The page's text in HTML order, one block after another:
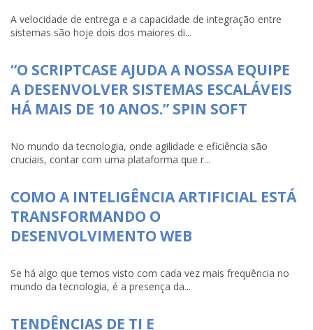
A velocidade de entrega e a capacidade de integração entre
sistemas são hoje dois dos maiores di...
“O SCRIPTCASE AJUDA A NOSSA EQUIPE
A DESENVOLVER SISTEMAS ESCALÁVEIS
HÁ MAIS DE 10 ANOS.” SPIN SOFT
No mundo da tecnologia, onde agilidade e eficiência são
cruciais, contar com uma plataforma que r...
COMO A INTELIGÊNCIA ARTIFICIAL ESTÁ
TRANSFORMANDO O
DESENVOLVIMENTO WEB
Se há algo que temos visto com cada vez mais frequência no
mundo da tecnologia, é a presença da...
TENDÊNCIAS DE TI E